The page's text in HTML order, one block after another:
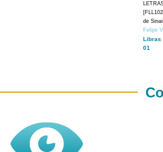
de
Felipe
Libras
01